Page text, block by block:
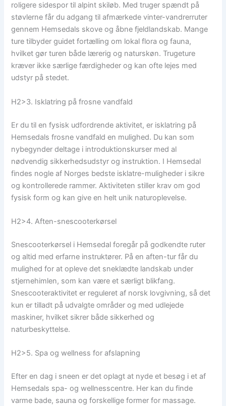
roligere sidespor til alpint skiløb. Med truger spændt på
støvlerne får du adgang til afmærkede vinter-vandrerruter
gennem Hemsedals skove og åbne fjeldlandskab. Mange
ture tilbyder guidet fortælling om lokal flora og fauna,
hvilket gør turen både lærerig og naturskøn. Trugeture
kræver ikke særlige færdigheder og kan ofte lejes med
udstyr på stedet.
H2>3. Isklatring på frosne vandfald
Er du til en fysisk udfordrende aktivitet, er isklatring på
Hemsedals frosne vandfald en mulighed. Du kan som
nybegynder deltage i introduktionskurser med al
nødvendig sikkerhedsudstyr og instruktion. I Hemsedal
findes nogle af Norges bedste isklatre-muligheder i sikre
og kontrollerede rammer. Aktiviteten stiller krav om god
fysisk form og kan give en helt unik naturoplevelse.
H2>4. Aften-snescooterkørsel
Snescooterkørsel i Hemsedal foregår på godkendte ruter
og altid med erfarne instruktører. På en aften-tur får du
mulighed for at opleve det sneklædte landskab under
stjernehimlen, som kan være et særligt blikfang.
Snescooteraktivitet er reguleret af norsk lovgivning, så det
kun er tilladt på udvalgte områder og med udlejede
maskiner, hvilket sikrer både sikkerhed og
naturbeskyttelse.
H2>5. Spa og wellness for afslapning
Efter en dag i sneen er det oplagt at nyde et besøg i et af
Hemsedals spa- og wellnesscentre. Her kan du finde
varme bade, sauna og forskellige former for massage.